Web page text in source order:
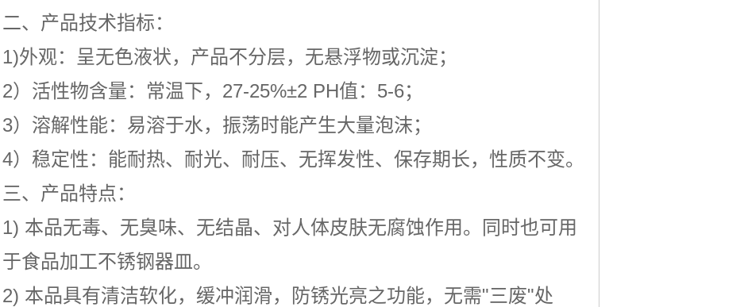
二、产品技术指标：
1)外观：呈无色液状，产品不分层，无悬浮物或沉淀；
2）活性物含量：常温下，27-25%±2 PH值：5-6；
3）溶解性能：易溶于水，振荡时能产生大量泡沫；
4）稳定性：能耐热、耐光、耐压、无挥发性、保存期长，性质不变。
三、产品特点：
1) 本品无毒、无臭味、无结晶、对人体皮肤无腐蚀作用。同时也可用
于食品加工不锈钢器皿。
2) 本品具有清洁软化，缓冲润滑，防锈光亮之功能，无需"三废"处